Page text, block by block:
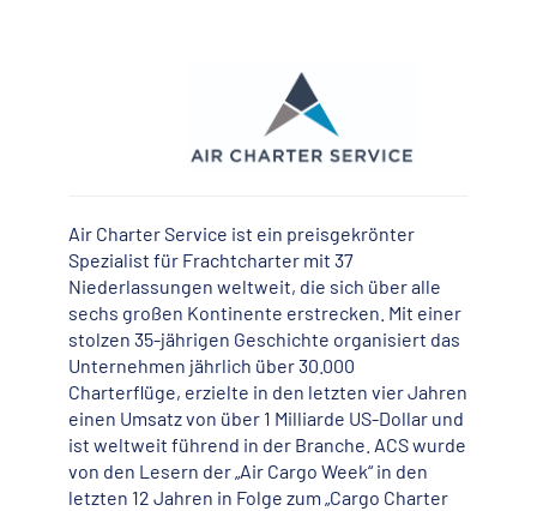
Air Charter Service ist ein preisgekrönter
Spezialist für Frachtcharter mit 37
Niederlassungen weltweit, die sich über alle
sechs großen Kontinente erstrecken. Mit einer
stolzen 35-jährigen Geschichte organisiert das
Unternehmen jährlich über 30.000
Charterflüge, erzielte in den letzten vier Jahren
einen Umsatz von über 1 Milliarde US-Dollar und
ist weltweit führend in der Branche. ACS wurde
von den Lesern der „Air Cargo Week“ in den
letzten 12 Jahren in Folge zum „Cargo Charter